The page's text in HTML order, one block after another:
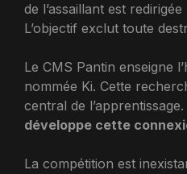
de l’assaillant est
L’objectif exclut toute
Le CMS Pantin enseigne
nommée Ki. Cette
central de
développe cette
La compétition est